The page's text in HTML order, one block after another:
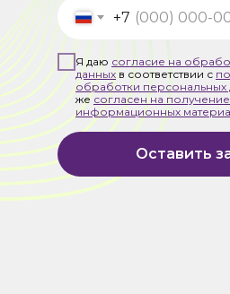
+7
Я даю согласие на
данных в соответствии с
обработки персональных
же согласен на
информационных
Оставить